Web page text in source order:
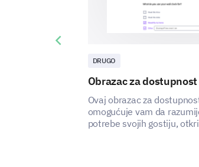
DRUGO
Obrazac za
Ovaj obrazac za
omogućuje vam da
potrebe svojih gostiju,
Previous slide